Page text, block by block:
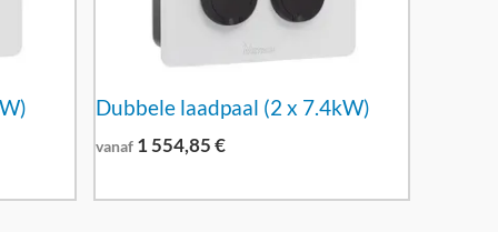
Dubbele laadpaal (2 x 7.4kW)
vanaf 1 554,85€